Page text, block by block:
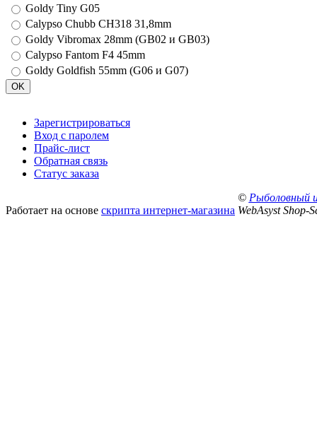
Goldy Tiny G05
Calypso Chubb CH318 31,8mm
Goldy Vibromax 28mm (GB02 и GB03)
Calypso Fantom F4 45mm
Goldy Goldfish 55mm (G06 и G07)
Зарегистрироваться
Вход с паролем
Прайс-лист
Обратная связь
Статус заказа
© Рыболовный
Работает на основе скрипта интернет-магазина WebAsyst Shop-